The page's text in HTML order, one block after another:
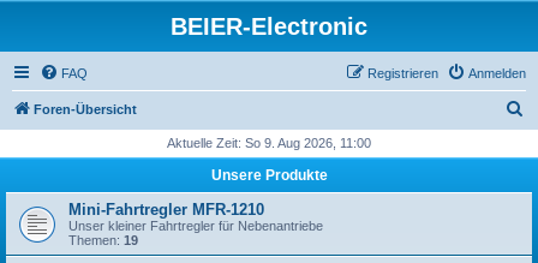
BEIER-Electronic
FAQ Anmelden
Registrieren
Foren-Übersicht
h
Aktuelle Zeit: So 9. Aug 2026, 11:00
Unsere Produkte
Mini-Fahrtregler MFR-1210
Unser kleiner Fahrtregler für Nebenantriebe
Themen: 19